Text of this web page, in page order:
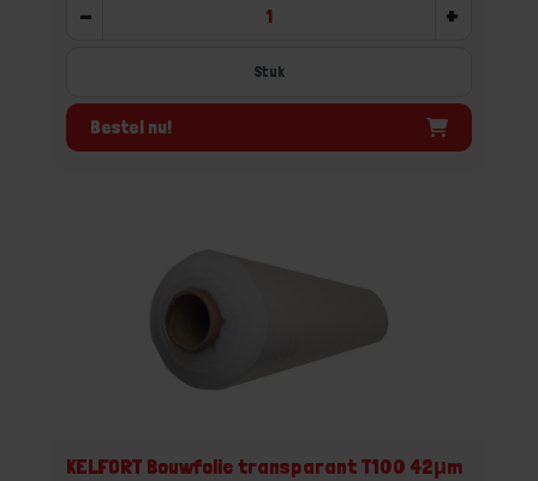
- +
Stuk
Bestel nu!
KELFORT Bouwfolie transparant T100 42μm